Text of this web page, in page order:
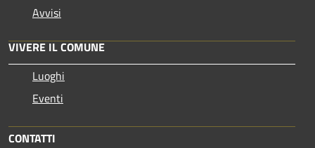
Avvisi
VIVERE IL COMUNE
Luoghi
Eventi
CONTATTI